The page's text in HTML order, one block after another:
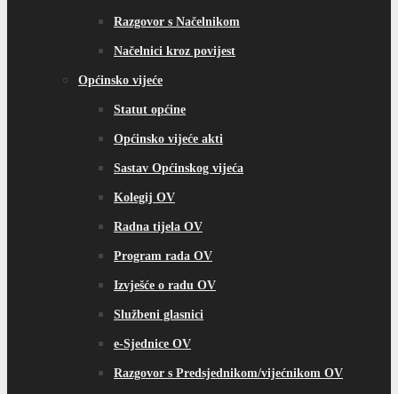
Razgovor s Načelnikom
Načelnici kroz povijest
Općinsko vijeće
Statut općine
Općinsko vijeće akti
Sastav Općinskog vijeća
Kolegij OV
Radna tijela OV
Program rada OV
Izvješće o radu OV
Službeni glasnici
e-Sjednice OV
Razgovor s Predsjednikom/vijećnikom OV